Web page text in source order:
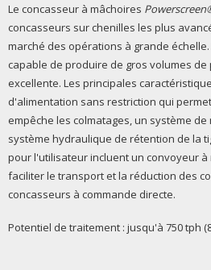
Le concasseur à mâchoires
concasseurs sur chenilles les plus
marché des opérations à grande
capable de produire de gros volumes
excellente. Les principales
d'alimentation sans restriction qui
empêche les colmatages, un système
système hydraulique de rétention de la
pour l'utilisateur incluent un convoyeur
faciliter le transport et la réduction des
concasseurs à commande directe.
Potentiel de traitement : jusqu'à 750 tph